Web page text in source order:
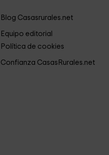
Blog Casasrurales.net
Equipo editorial
Política de cookies
Confianza CasasRurales.net